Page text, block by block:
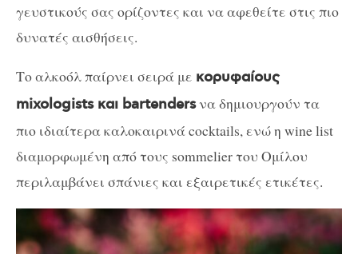
γευστικούς σας ορίζοντες και να αφεθείτε στις πιο
δυνατές αισθήσεις.
Το αλκοόλ παίρνει σειρά με κορυφαίους
mixologists και bartendersνα δημιουργούν τα
πιο ιδιαίτερα καλοκαιρινάcocktails,ενώ η wine list
διαμορφωμένη από τους sommelier του Ομίλου
περιλαμβάνει σπάνιες και εξαιρετικές ετικέτες.